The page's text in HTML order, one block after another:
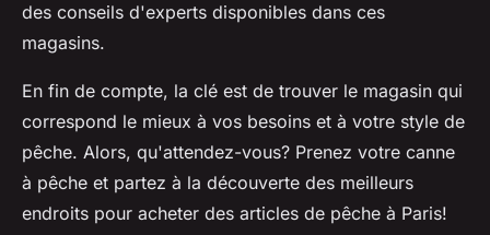
des conseils d'experts disponibles dans ces
magasins.
En fin de compte, la clé est de trouver le magasin qui
correspond le mieux à vos besoins et à votre style de
pêche. Alors, qu'attendez-vous? Prenez votre canne
à pêche et partez à la découverte des meilleurs
endroits pour acheter des articles de pêche à Paris!